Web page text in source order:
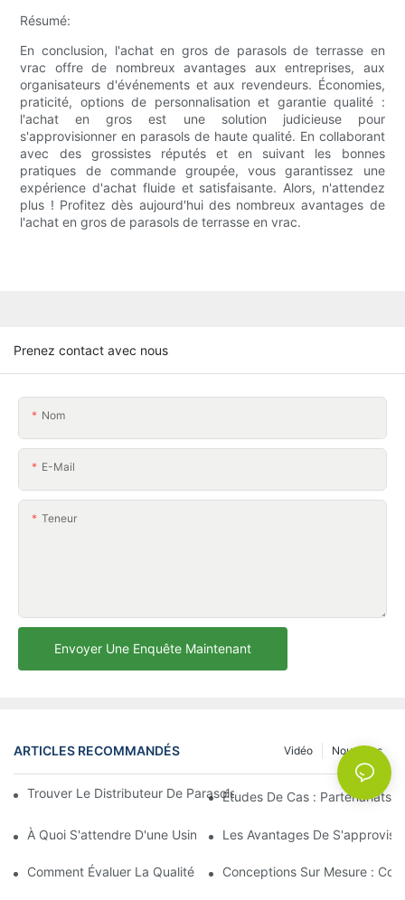
Résumé:
En conclusion, l'achat en gros de parasols de terrasse en
vrac offre de nombreux avantages aux entreprises, aux
organisateurs d'événements et aux revendeurs. Économies,
praticité, options de personnalisation et garantie qualité :
l'achat en gros est une solution judicieuse pour
s'approvisionner en parasols de haute qualité. En collaborant
avec des grossistes réputés et en suivant les bonnes
pratiques de commande groupée, vous garantissez une
expérience d'achat fluide et satisfaisante. Alors, n'attendez
plus ! Profitez dès aujourd'hui des nombreux avantages de
l'achat en gros de parasols de terrasse en vrac.
Prenez contact avec nous
Nom
E-Mail
Teneur
Envoyer Une Enquête Maintenant
ARTICLES RECOMMANDÉS Nouvelles
Vidéo
Trouver Le Distributeur De Parasols De Plage Idéal Pour Votre
Études De Cas : Partenariats
À Quoi S'attendre D'une Usine De Chaises Longues D'extérieur
Les Avantages De
Comment Évaluer La Qualité D'une Usine De Chaises Longues
Conceptions Sur Mesure :